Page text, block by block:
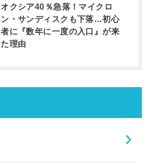
オクシア40％急落！マイクロ
ン・サンディスクも下落…初心
者に『数年に一度の入口』が来
た理由